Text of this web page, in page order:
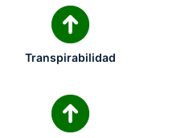
Transpirabilidad